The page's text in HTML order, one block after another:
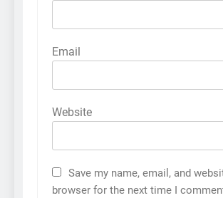
Email
Website
Save my name, email, and
browser for the next time I